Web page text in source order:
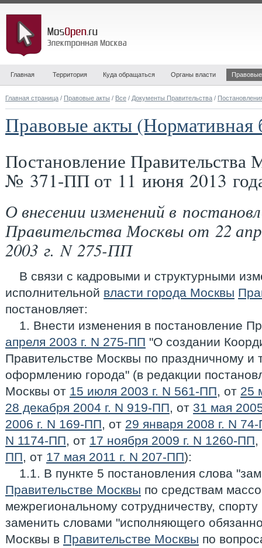
Главная Территория Куда обращаться Органы власти
Главная страница / Правовые акты / Все / Документы Правительства /
Правовые акты (Нормативная
Постановление Правительства
№ 371-ПП от 11 июня 2013
О внесении изменений в
Правительства Москвы от 22
2003 г. N 275-ПП
В связи с кадровыми и структурными
исполнительной власти города Москвы
постановляет:
1. Внести изменения в постановление
апреля 2003 г. N 275-ПП "О создании
Правительстве Москвы по праздничному и
оформлению города" (в редакции
Москвы от 15 июля 2003 г. N 561-ПП, от 25
28 декабря 2004 г. N 919-ПП, от 31 мая
2006 г. N 169-ПП, от 29 января 2008 г. N
N 1174-ПП, от 17 ноября 2009 г. N 1260-ПП
ПП, от 17 мая 2011 г. N 207-ПП):
1.1. В пункте 5 постановления слова
Правительстве Москвы по средствам
межрегиональному сотрудничеству,
заменить словами "исполняющего
Москвы в Правительстве Москвы по